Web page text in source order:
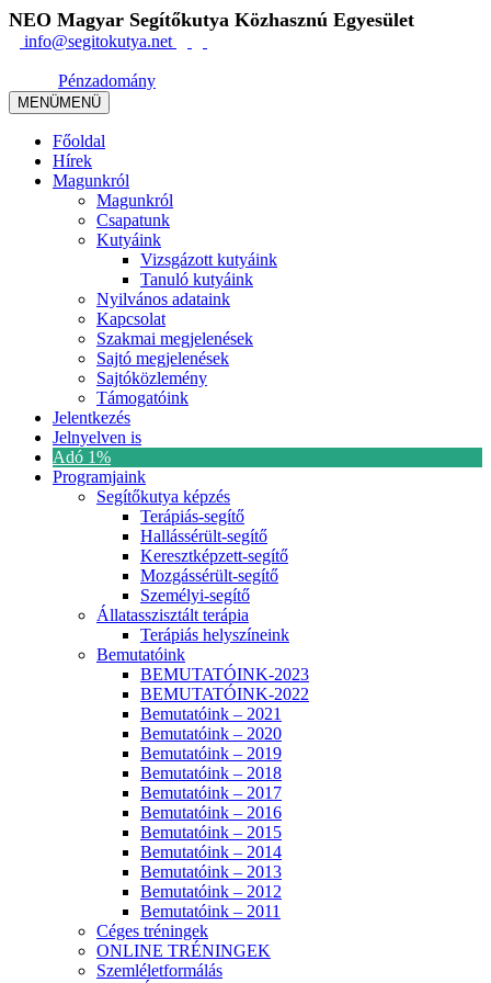
NEO Magyar Segítőkutya Közhasznú Egyesület
info@segitokutya.net
Pénzadomány
MENÜMENÜ
Főoldal
Hírek
Magunkról
Magunkról
Csapatunk
Kutyáink
Vizsgázott kutyáink
Tanuló kutyáink
Nyilvános adataink
Kapcsolat
Szakmai megjelenések
Sajtó megjelenések
Sajtóközlemény
Támogatóink
Jelentkezés
Jelnyelven is
Adó 1%
Programjaink
Segítőkutya képzés
Terápiás-segítő
Hallássérült-segítő
Keresztképzett-segítő
Mozgássérült-segítő
Személyi-segítő
Állatasszisztált terápia
Terápiás helyszíneink
Bemutatóink
BEMUTATÓINK-2023
BEMUTATÓINK-2022
Bemutatóink – 2021
Bemutatóink – 2020
Bemutatóink – 2019
Bemutatóink – 2018
Bemutatóink – 2017
Bemutatóink – 2016
Bemutatóink – 2015
Bemutatóink – 2014
Bemutatóink – 2013
Bemutatóink – 2012
Bemutatóink – 2011
Céges tréningek
ONLINE TRÉNINGEK
Szemléletformálás